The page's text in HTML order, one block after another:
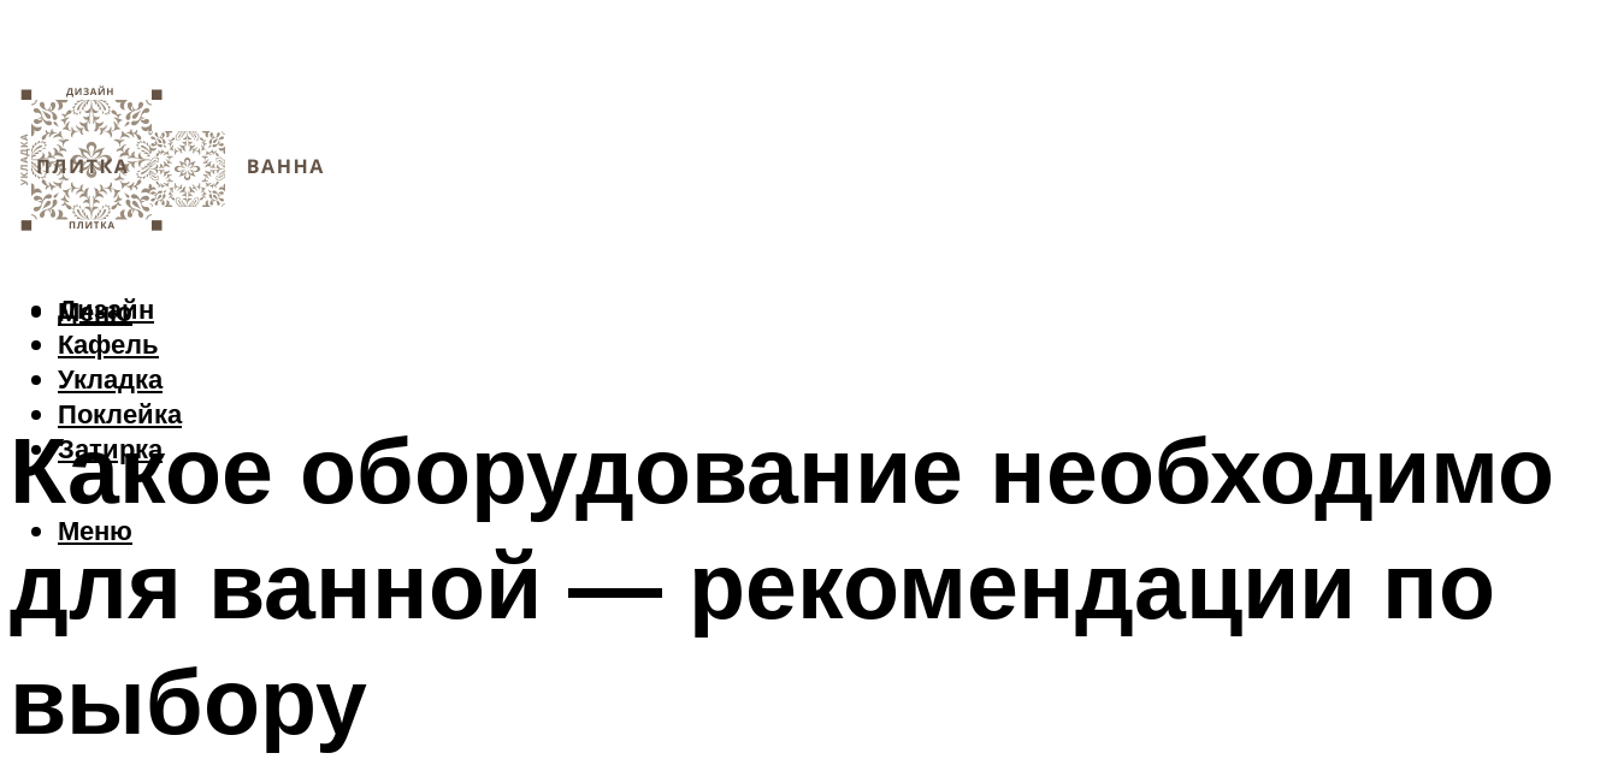
Дизайн
Кафель
Укладка
Поклейка
Затирка
Меню
Меню
Какое оборудование необходимо
для ванной — рекомендации по
выбору